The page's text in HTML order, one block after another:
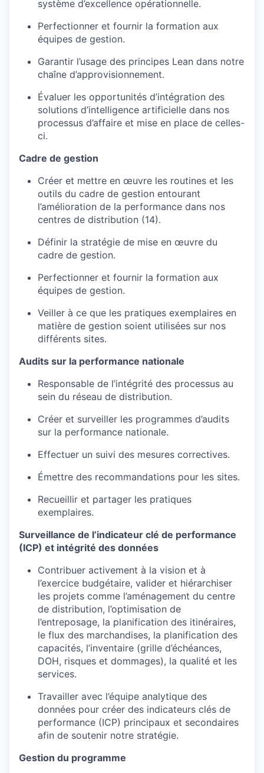
système d’excellence opérationnelle.
Perfectionner et fournir la formation aux
équipes de gestion.
Garantir l’usage des principes Lean dans notre
chaîne d’approvisionnement.
Évaluer les opportunités d’intégration des
solutions d’intelligence artificielle dans nos
processus d’affaire et mise en place de celles-
ci.
Cadre de gestion
Créer et mettre en œuvre les routines et les
outils du cadre de gestion entourant
l’amélioration de la performance dans nos
centres de distribution (14).
Définir la stratégie de mise en œuvre du
cadre de gestion.
Perfectionner et fournir la formation aux
équipes de gestion.
Veiller à ce que les pratiques exemplaires en
matière de gestion soient utilisées sur nos
différents sites.
Audits sur la performance nationale
Responsable de l’intégrité des processus au
sein du réseau de distribution.
Créer et surveiller les programmes d’audits
sur la performance nationale.
Effectuer un suivi des mesures correctives.
Émettre des recommandations pour les sites.
Recueillir et partager les pratiques
exemplaires.
Surveillance de l’indicateur clé de performance
(ICP) et intégrité des données
Contribuer activement à la vision et à
l’exercice budgétaire, valider et hiérarchiser
les projets comme l’aménagement du centre
de distribution, l’optimisation de
l’entreposage, la planification des itinéraires,
le flux des marchandises, la planification des
capacités, l’inventaire (grille d’échéances,
DOH, risques et dommages), la qualité et les
services.
Travailler avec l’équipe analytique des
données pour créer des indicateurs clés de
performance (ICP) principaux et secondaires
afin de soutenir notre stratégie.
Gestion du programme